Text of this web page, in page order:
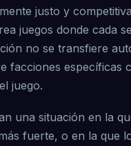
justo y
juegos donde cada
no se transfiere
facciones específicas
juego.
una situación en la
fuerte, o en la que